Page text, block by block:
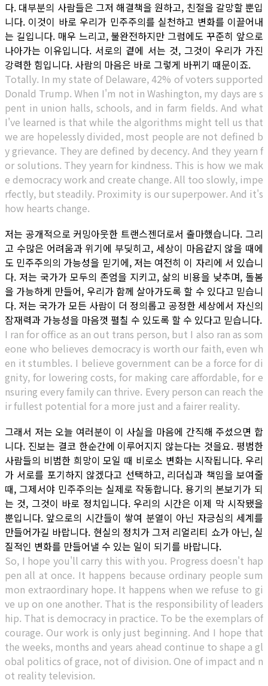
다. 대부분의 사람들은 그저 해결책을 원하고, 친절을 갈망할 뿐입
니다. 이것이 바로 우리가 민주주의를 실천하고 변화를 이끌어내
는 길입니다. 매우 느리고, 불완전하지만 그럼에도 꾸준히 앞으로
나아가는 이유입니다. 서로의 곁에 서는 것, 그것이 우리가 가진
강력한 힘입니다. 사람의 마음은 바로 그렇게 바뀌기 때문이죠.
Totally. In my state of Delaware, 42% of voters supported
Donald Trump. When I'm not in Washington, my days are s
pent in union halls, schools, and in farm fields. And what
I've learned is that while the algorithms might tell us that
we are hopelessly divided, most people are not defined b
y grievance. They are defined by decency. And they yearn f
or solutions. They yearn for kindness. This is how we mak
e democracy work and create change. All too slowly, impe
rfectly, but steadily. Proximity is our superpower. And it's
how hearts change.
저는 공개적으로 커밍아웃한 트랜스젠더로서 출마했습니다. 그리
고 수많은 어려움과 위기에 부딪히고, 세상이 마음같지 않을 때에
도 민주주의의 가능성을 믿기에, 저는 여전히 이 자리에 서 있습니
다. 저는 국가가 모두의 존엄을 지키고, 삶의 비용을 낮추며, 돌봄
을 가능하게 만들어, 우리가 함께 살아가도록 할 수 있다고 믿습니
다. 저는 국가가 모든 사람이 더 정의롭고 공정한 세상에서 자신의
잠재력과 가능성을 마음껏 펼칠 수 있도록 할 수 있다고 믿습니다.
I ran for office as an out trans person, but I also ran as som
eone who believes democracy is worth our faith, even wh
en it stumbles. I believe government can be a force for di
gnity, for lowering costs, for making care affordable, for e
nsuring every family can thrive. Every person can reach the
ir fullest potential for a more just and a fairer reality.
그래서 저는 오늘 여러분이 이 사실을 마음에 간직해 주셨으면 합
니다. 진보는 결코 한순간에 이루어지지 않는다는 것을요. 평범한
사람들의 비범한 희망이 모일 때 비로소 변화는 시작됩니다. 우리
가 서로를 포기하지 않겠다고 선택하고, 리더십과 책임을 보여줄
때, 그제서야 민주주의는 실제로 작동합니다. 용기의 본보기가 되
는 것, 그것이 바로 정치입니다. 우리의 시간은 이제 막 시작됐을
뿐입니다. 앞으로의 시간들이 쌓여 분열이 아닌 자긍심의 세계를
만들어가길 바랍니다. 현실의 정치가 그저 리얼리티 쇼가 아닌, 실
질적인 변화를 만들어낼 수 있는 일이 되기를 바랍니다.
So, I hope you'll carry this with you. Progress doesn't hap
pen all at once. It happens because ordinary people sum
mon extraordinary hope. It happens when we refuse to gi
ve up on one another. That is the responsibility of leaders
hip. That is democracy in practice. To be the exemplars of
courage. Our work is only just beginning. And I hope that
the weeks, months and years ahead continue to shape a gl
obal politics of grace, not of division. One of impact and n
ot reality television.